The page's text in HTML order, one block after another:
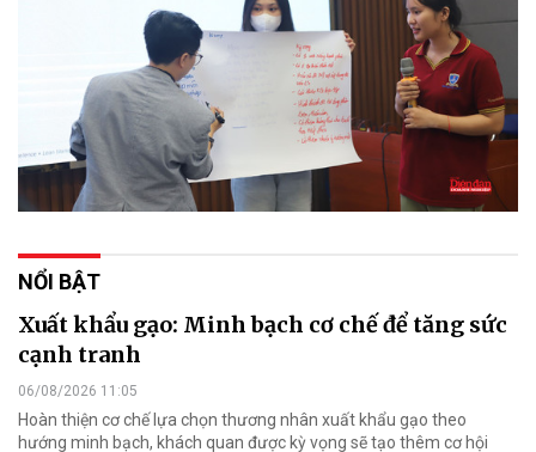
NỔI BẬT
Xuất khẩu gạo: Minh bạch cơ chế để tăng sức
cạnh tranh
06/08/2026 11:05
Hoàn thiện cơ chế lựa chọn thương nhân xuất khẩu gạo theo
hướng minh bạch, khách quan được kỳ vọng sẽ tạo thêm cơ hội